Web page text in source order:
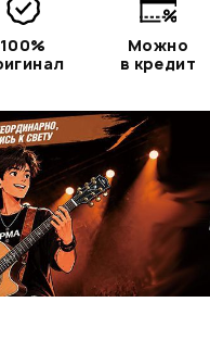
100%
Можно
в кредит